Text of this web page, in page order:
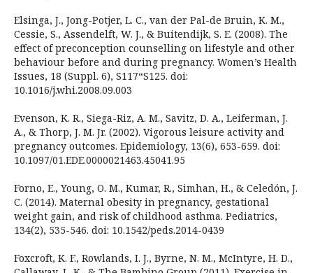
Elsinga, J., Jong-Potjer, L. C., van der Pal-de Bruin, K. M.,
Cessie, S., Assendelft, W. J., & Buitendijk, S. E. (2008). The
effect of preconception counselling on lifestyle and other
behaviour before and during pregnancy. Women’s Health
Issues, 18 (Suppl. 6), S117“S125. doi:
10.1016/j.whi.2008.09.003
Evenson, K. R., Siega-Riz, A. M., Savitz, D. A., Leiferman, J.
A., & Thorp, J. M. Jr. (2002). Vigorous leisure activity and
pregnancy outcomes. Epidemiology, 13(6), 653-659. doi:
10.1097/01.EDE.0000021463.45041.95
Forno, E., Young, O. M., Kumar, R., Simhan, H., & Celedón, J.
C. (2014). Maternal obesity in pregnancy, gestational
weight gain, and risk of childhood asthma. Pediatrics,
134(2), 535-546. doi: 10.1542/peds.2014-0439
Foxcroft, K. F., Rowlands, I. J., Byrne, N. M., McIntyre, H. D.,